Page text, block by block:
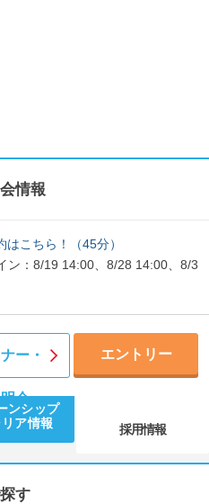
情報
はこちら！（45分）
ン：8/19 14:00、8/28 14:00、8/3
ー・
会
エントリー
ンシップ
リア情報
採用情報
す